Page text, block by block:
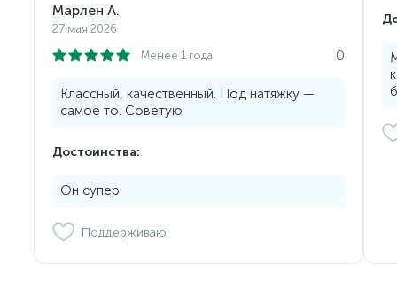
Марлен А.
27 мая 2026
Менее 1 года
0
Классный, качественный. Под натяжку —
самое то. Советую
Достоинства:
Он супер
Поддерживаю